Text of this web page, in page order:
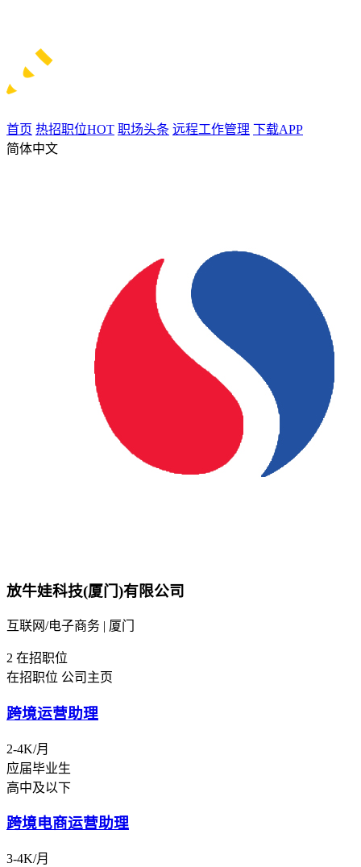
首页 热招职位HOT 职场头条 远程工作管理 下载APP
简体中文
放牛娃科技(厦门)有限公司
互联网/电子商务 | 厦门
2 在招职位
在招职位 公司主页
跨境运营助理
2-4K/月
应届毕业生
高中及以下
跨境电商运营助理
3-4K/月